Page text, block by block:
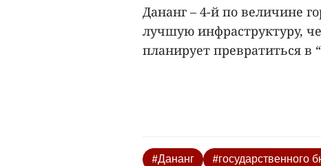
Дананг – 4-й по величине
лучшую инфраструктуру,
планирует превратиться в
#Дананг #государственного